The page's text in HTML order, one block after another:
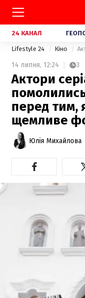
24 КАНАЛ
Lifestyle 24 Кіно
14 липня, 12:24 3
Актори
перед тим,
щемливе
Юлія Михайлова